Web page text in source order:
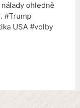
ohledně
#Trump
USA #volby